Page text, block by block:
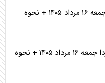
جدول قطعی برق استان تهران فردا جمعه ۱۶ مرداد ۱۴۰۵ + نحوه
جدول قطعی برق استان مازندران فردا جمعه ۱۶ مرداد ۱۴۰۵ + نحوه